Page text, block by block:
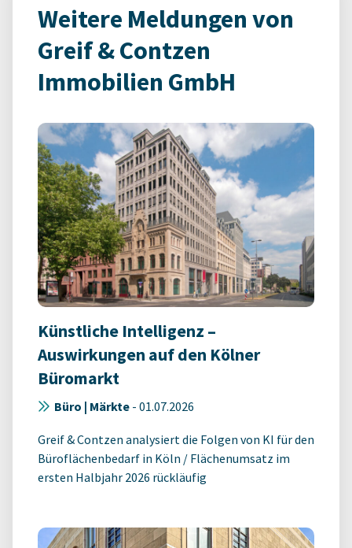
Weitere Meldungen von
Greif & Contzen
Immobilien GmbH
Künstliche Intelligenz –
Auswirkungen auf den Kölner
Büromarkt
Büro | Märkte - 01.07.2026
Greif & Contzen analysiert die Folgen von KI für den
Büroflächenbedarf in Köln / Flächenumsatz im
ersten Halbjahr 2026 rückläufig